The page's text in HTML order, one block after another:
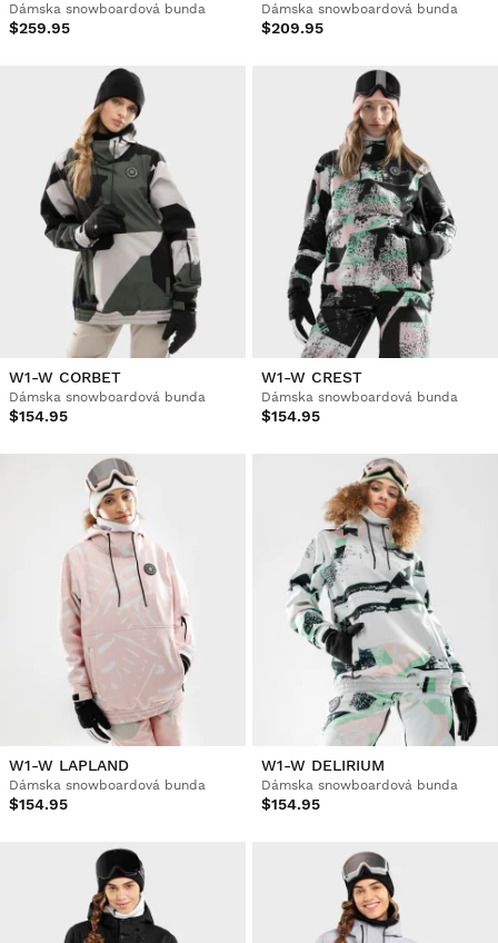
Dámska snowboardová bunda
$259.95
Dámska snowboardová bunda
$209.95
W1-W CORBET
Dámska snowboardová bunda
$154.95
W1-W CREST
Dámska snowboardová bunda
$154.95
W1-W LAPLAND
Dámska snowboardová bunda
$154.95
W1-W DELIRIUM
Dámska snowboardová bunda
$154.95